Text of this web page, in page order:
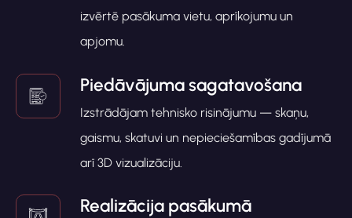
izvērtē pasākuma vietu, aprīkojumu un
apjomu.
Piedāvājuma sagatavošana
Izstrādājam tehnisko risinājumu — skaņu,
gaismu, skatuvi un nepieciešamības gadījumā
arī 3D vizualizāciju.
Realizācija pasākumā